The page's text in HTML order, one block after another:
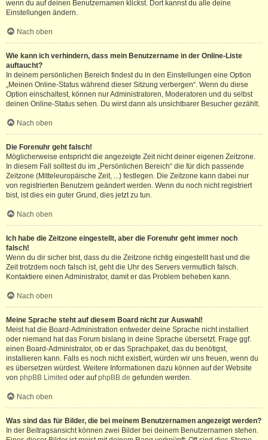
wenn du auf deinen Benutzernamen klickst. Dort kannst du alle deine
Einstellungen ändern.
Nach oben
Wie kann ich verhindern, dass mein Benutzername in der Online-Liste
auftaucht?
In deinem persönlichen Bereich findest du in den Einstellungen eine Option
„Meinen Online-Status während dieser Sitzung verbergen“. Wenn du diese
Option einschaltest, können nur Administratoren, Moderatoren und du selbst
deinen Online-Status sehen. Du wirst dann als unsichtbarer Besucher gezählt.
Nach oben
Die Forenuhr geht falsch!
Möglicherweise entspricht die angezeigte Zeit nicht deiner eigenen Zeitzone.
In diesem Fall solltest du im „Persönlichen Bereich“ die für dich passende
Zeitzone (Mitteleuropäische Zeit, ...) festlegen. Die Zeitzone kann dabei nur
von registrierten Benutzern geändert werden. Wenn du noch nicht registriert
bist, ist dies ein guter Grund, dies jetzt zu tun.
Nach oben
Ich habe die Zeitzone eingestellt, aber die Forenuhr geht immer noch
falsch!
Wenn du dir sicher bist, dass du die Zeitzone richtig eingestellt hast und die
Zeit trotzdem noch falsch ist, geht die Uhr des Servers vermutlich falsch.
Kontaktiere einen Administrator, damit er das Problem beheben kann.
Nach oben
Meine Sprache steht auf diesem Board nicht zur Auswahl!
Meist hat die Board-Administration entweder deine Sprache nicht installiert
oder niemand hat das Forum bislang in deine Sprache übersetzt. Frage ggf.
einen Board-Administrator, ob er das Sprachpaket, das du benötigst,
installieren kann. Falls es noch nicht existiert, würden wir uns freuen, wenn du
es übersetzen würdest. Weitere Informationen dazu können auf der Website
von phpBB Limited oder aufphpBB.de gefunden werden.
Nach oben
Was sind das für Bilder, die bei meinem Benutzernamen angezeigt werden?
In der Beitragsansicht können zwei Bilder bei deinem Benutzernamen stehen.